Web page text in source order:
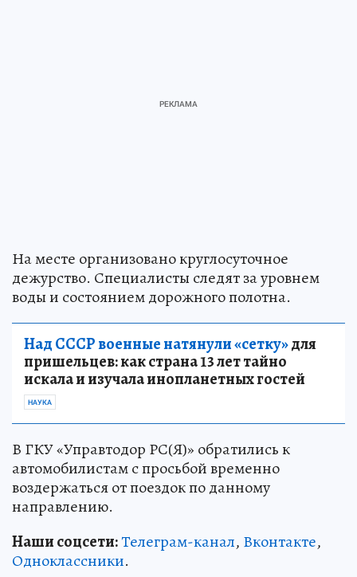
На месте организовано круглосуточное
дежурство. Специалисты следят за уровнем
воды и состоянием дорожного полотна.
Над СССР военные натянули «сетку»для
пришельцев: как страна 13 лет тайно
искала и изучала инопланетных гостей
НАУКА
В ГКУ «Управтодор РС(Я)» обратились к
автомобилистам с просьбой временно
воздержаться от поездок по данному
направлению.
Наши соцсети:Телеграм-канал, Вконтакте,
Одноклассники.